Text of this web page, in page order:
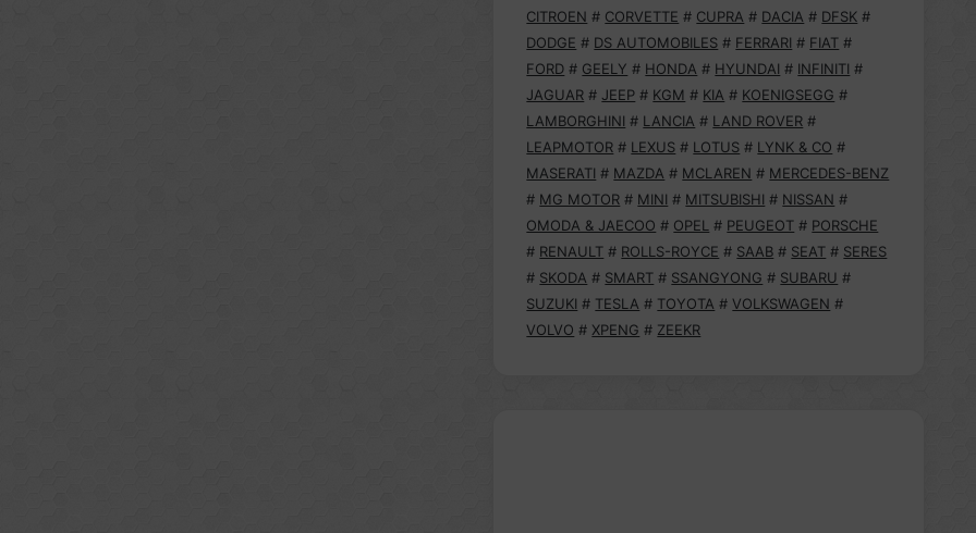
CITROEN # CORVETTE # CUPRA # DACIA # DFSK #
DODGE # DS AUTOMOBILES # FERRARI # FIAT #
FORD # GEELY # HONDA # HYUNDAI # INFINITI #
JAGUAR # JEEP # KGM # KIA # KOENIGSEGG #
LAMBORGHINI # LANCIA # LAND ROVER #
LEAPMOTOR # LEXUS # LOTUS # LYNK & CO #
MASERATI # MAZDA # MCLAREN # MERCEDES-BENZ
# MG MOTOR # MINI # MITSUBISHI # NISSAN #
OMODA & JAECOO # OPEL # PEUGEOT # PORSCHE
# RENAULT # ROLLS-ROYCE # SAAB # SEAT # SERES
# SKODA # SMART # SSANGYONG # SUBARU #
SUZUKI # TESLA # TOYOTA # VOLKSWAGEN #
VOLVO # XPENG # ZEEKR